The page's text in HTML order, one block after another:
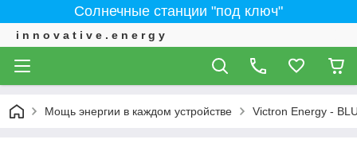
Солнечные станции "под ключ"
i n n o v a t i v e . e n e r g y
Мощь энергии в каждом устройстве Victron Energy -